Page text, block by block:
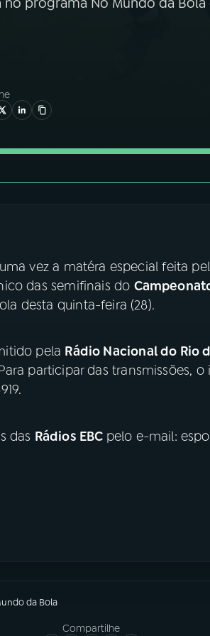
vez a matéra especial feita
das semifinais do
desta quinta-feira (28).
pela Rádio Nacional do Rio
participar das transmissões,
das Rádios EBC pelo e-mail:
da Bola
Compartilhe